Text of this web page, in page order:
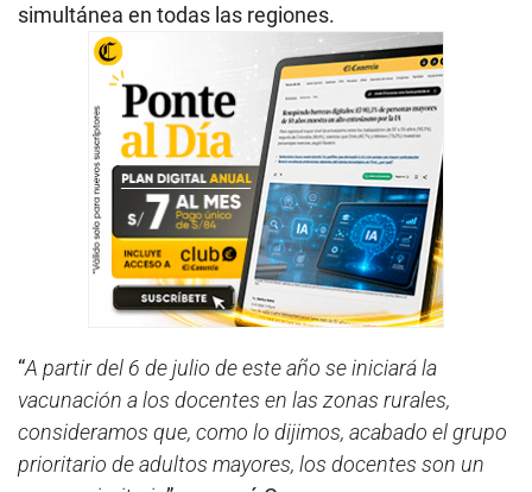
simultánea en todas las regiones.
“A partir del 6 de julio de este año se iniciará la
vacunación a los docentes en las zonas rurales,
consideramos que, como lo dijimos, acabado el grupo
prioritario de adultos mayores, los docentes son un